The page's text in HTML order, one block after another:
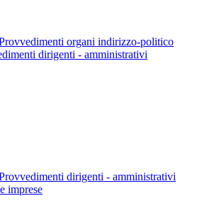
organi indirizzo-politico
dirigenti - amministrativi
dirigenti - amministrativi
imprese